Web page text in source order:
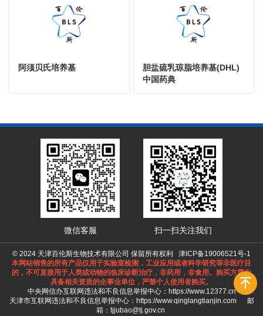
阿须贝氏培养基
胆盐硫乳琼脂培养基(DHL)
中国药典
微信客服 扫一扫关注我们
© 2024 天津百伦斯生物技术有限公司 保留所有权利 津ICP备19006521号-1
本网站销售的所有产品仅用于实验室检测，工业应用或者科学研究等非医疗目
的，不可直接用于人类或动物的临床诊断治疗，非药用，非食用。购买方需为
具备相关资质的企事业单位，严禁个人使用者购买。
中央网信办互联网违法和不良信息举报中心： https://www.12377.cn
天津市互联网违法和不良信息举报中心： https://www.qinglangtianjin.com邮
箱：tjjubao@tj.gov.cn